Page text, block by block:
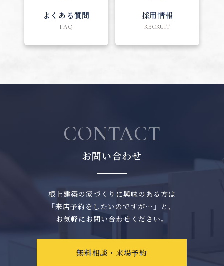
よくある質問
FAQ
採用情報
RECRUIT
CONTACT
お問い合わせ
根上建築の家づくりに興味のある方は
「来店予約をしたいのですが…」と、
お気軽にお問い合わせください。
無料相談・来場予約